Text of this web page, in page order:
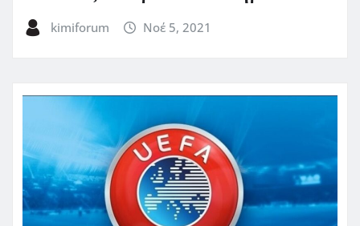
kimiforum Νοέ 5, 2021